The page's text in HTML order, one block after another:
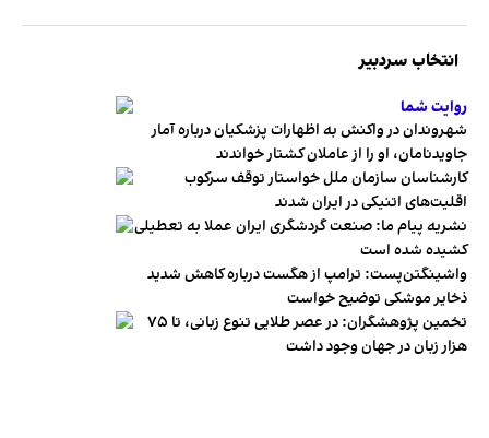
انتخاب سردبیر
روایت شما
شهروندان در واکنش به اظهارات پزشکیان درباره آمار
جاویدنامان، او را از عاملان کشتار خواندند
کارشناسان سازمان ملل خواستار توقف سرکوب
اقلیت‌های اتنیکی در ایران شدند
نشریه پیام ما: صنعت گردشگری ایران عملا به تعطیلی
کشیده شده است
واشینگتن‌پست: ترامپ از هگست درباره کاهش شدید
ذخایر موشکی توضیح خواست
تخمین پژوهشگران: در عصر طلایی تنوع زبانی، تا ۷۵
هزار زبان در جهان وجود داشت